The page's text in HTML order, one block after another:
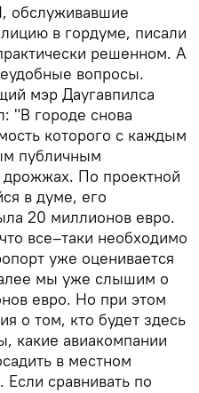
обслуживавшие
в гордуме, писали
решенном. А
вопросы.
мэр Даугавпилса
"В городе снова
которого с каждым
публичным
дрожжах. По проектной
в думе, его
20 миллионов евро.
все–таки необходимо
уже оценивается
мы уже слышим о
евро. Но при этом
о том, кто будет здесь
какие авиакомпании
в местном
сравнивать по